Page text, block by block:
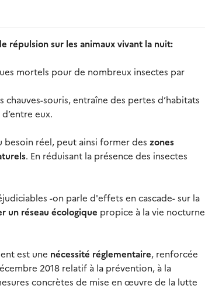
répulsion sur les animaux vivant la nuit:
mortels pour de nombreux insectes par
souris, entraîne des pertes d’habitats
eux.
besoin réel, peut ainsi former des zones
. En réduisant la présence des insectes
-on parle d'effets en cascade- sur la
un réseau écologique propice à la vie nocturne
est une nécessité réglementaire, renforcée
2018 relatif à la prévention, à la
concrètes de mise en œuvre de la lutte